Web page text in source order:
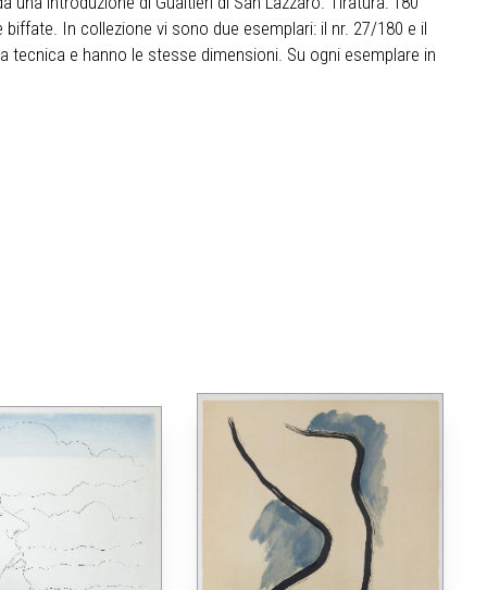
In collezione vi sono due esemplari: il nr. 27/180 e il
e hanno le stesse dimensioni. Su ogni esemplare in